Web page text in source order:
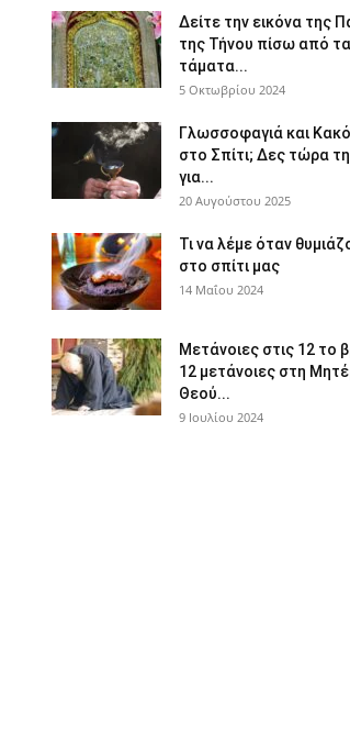
Δείτε την εικόνα της
της Τήνου πίσω από τα
τάματα...
5 Οκτωβρίου 2024
Γλωσσοφαγιά και
στο Σπίτι; Δες τώρα
για...
20 Αυγούστου 2025
Τι να λέμε όταν
στο σπίτι μας
14 Μαΐου 2024
Μετάνοιες στις 12 το
12 μετάνοιες στη
Θεού...
9 Ιουλίου 2024